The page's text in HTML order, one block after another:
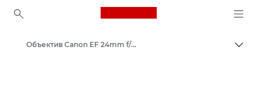
Canon Logo, back to
Объектив Canon EF 24mm f/2.8 IS USM